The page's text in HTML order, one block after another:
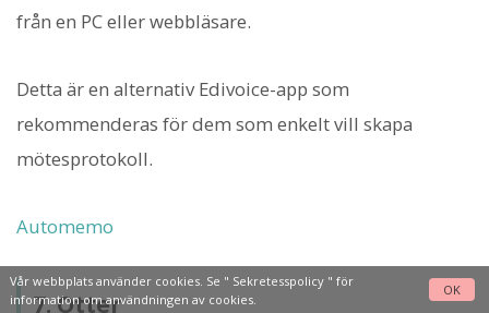
från en PC eller webbläsare.
Detta är en alternativ Edivoice-app som
rekommenderas för dem som enkelt vill skapa
mötesprotokoll.
Automemo
7. Otter
Vår webbplats använder cookies. Se " Sekretesspolicy" för
information om användningen av cookies.
OK